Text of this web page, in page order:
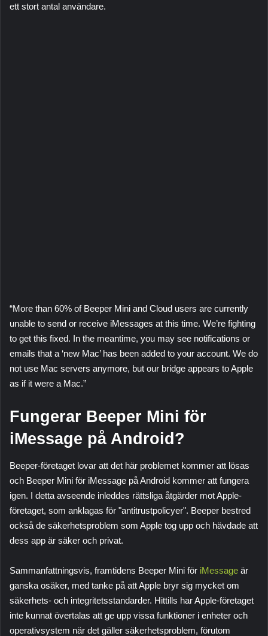
ett stort antal användare.
“More than 60% of Beeper Mini and Cloud users are currently
unable to send or receive iMessages at this time. We’re fighting
to get this fixed. In the meantime, you may see notifications or
emails that a ‘new Mac’ has been added to your account. We do
not use Mac servers anymore, but our bridge appears to Apple
as if it were a Mac.”
Fungerar Beeper Mini för
iMessage på Android?
Beeper-företaget lovar att det här problemet kommer att lösas
och Beeper Mini för iMessage på Android kommer att fungera
igen. I detta avseende inleddes rättsliga åtgärder mot Apple-
företaget, som anklagas för "antitrustpolicyer". Beeper bestred
också de säkerhetsproblem som Apple tog upp och hävdade att
dess app är säker och privat.
Sammanfattningsvis, framtidens Beeper Mini för iMessage är
ganska osäker, med tanke på att Apple bryr sig mycket om
säkerhets- och integritetsstandarder. Hittills har Apple-företaget
inte kunnat övertalas att ge upp vissa funktioner i enheter och
operativsystem när det gäller säkerhetsproblem, förutom